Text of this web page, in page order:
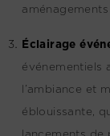
Éclairage
événementiels
l’ambiance et
éblouissante,